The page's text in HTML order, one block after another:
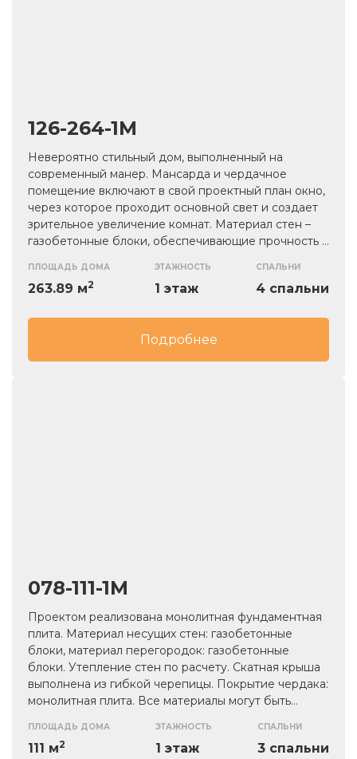
126-264-1М
Невероятно стильный дом, выполненный на
современный манер. Мансарда и чердачное
помещение включают в свой проектный план окно,
через которое проходит основной свет и создает
зрительное увеличение комнат. Материал стен –
газобетонные блоки, обеспечивающие прочность и
металлочерепицы и выгодно подчеркивает фасад
дома. По желанию дом можно дополнительно
ПЛОЩАДЬ ДОМА
263.89 м2
ЭТАЖНОСТЬ
1 этаж
СПАЛЬНИ
4 спальни
Подробнее
078-111-1М
Проектом реализована монолитная фундаментная
плита. Материал несущих стен: газобетонные
блоки, материал перегородок: газобетонные
блоки. Утепление стен по расчету. Скатная крыша
выполнена из гибкой черепицы. Покрытие чердака:
монолитная плита. Все материалы могут быть
ПЛОЩАДЬ ДОМА
111 м2
ЭТАЖНОСТЬ
1 этаж
СПАЛЬНИ
3 спальни